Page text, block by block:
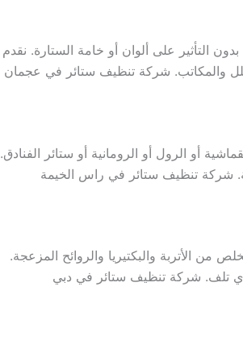
التأثير على ألوان أو خامة الستارة. نقدم
والمكاتب. شركة تنظيف ستائر في عجمان
أو الرول أو الرومانية أو ستائر الفنادق.
شركة تنظيف ستائر في راس الخيمة
الأتربة والبكتيريا والروائح المزعجة.
أي تلف. شركة تنظيف ستائر في دبي